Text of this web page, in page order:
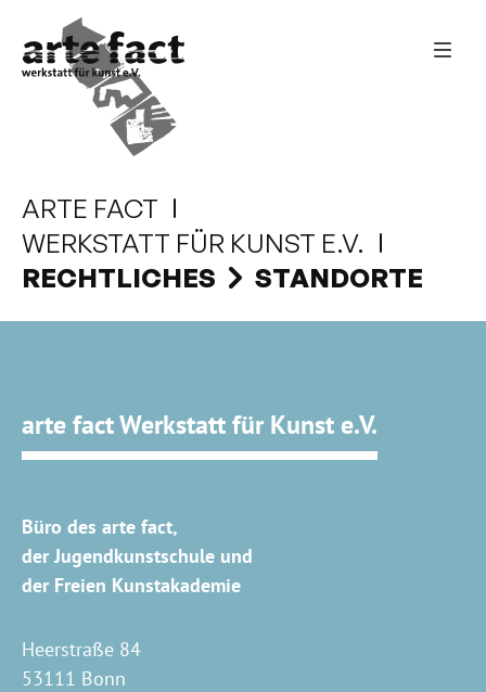
ARTE FACT
WERKSTATT FÜR KUNST E.V.
RECHTLICHES
STANDORTE
arte fact Werkstatt für Kunst e.V.
Büro des arte fact,
der Jugendkunstschule und
der Freien Kunstakademie
Heerstraße 84
53111 Bonn